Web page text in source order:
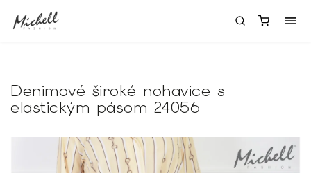
Denimové široké nohavice s
elastickým pásom 24056